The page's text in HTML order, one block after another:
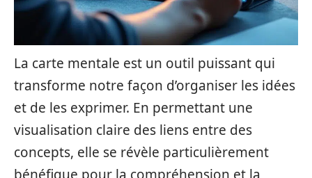
La carte mentale est un outil puissant qui
transforme notre façon d’organiser les idées
et de les exprimer. En permettant une
visualisation claire des liens entre des
concepts, elle se révèle particulièrement